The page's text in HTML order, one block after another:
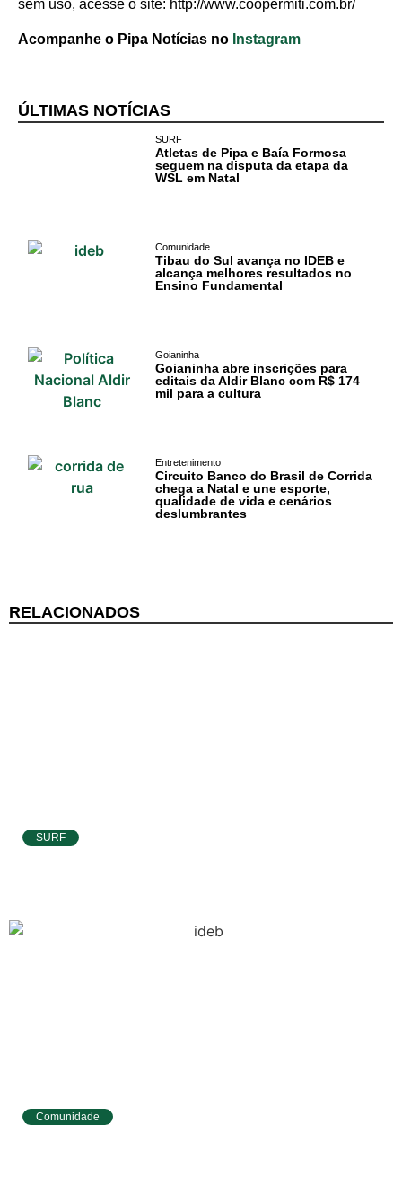
Comércio e
Negócios na
Entretenimento
Baía Formosa
Gastronomia
PIPA
Informações
Tábua da Maré
sem uso, acesse o site: http://www.coopermiti.com.br/
Acompanhe o Pipa Notícias no Instagram
ÚLTIMAS NOTÍCIAS
SURF
Atletas de Pipa e Baía Formosa
seguem na disputa da etapa da
WSL em Natal
Comunidade
Tibau do Sul avança no IDEB e
alcança melhores resultados no
Ensino Fundamental
Goianinha
Goianinha abre inscrições para
editais da Aldir Blanc com R$ 174
mil para a cultura
Entretenimento
Circuito Banco do Brasil de Corrida
chega a Natal e une esporte,
qualidade de vida e cenários
deslumbrantes
RELACIONADOS
SURF
Comunidade